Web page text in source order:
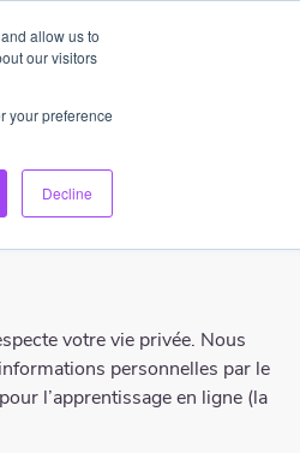
allow us to
our visitors
your preference
Decline
keyboard_arrow_down
votre vie privée. Nous
personnelles par le
l’apprentissage en ligne (la